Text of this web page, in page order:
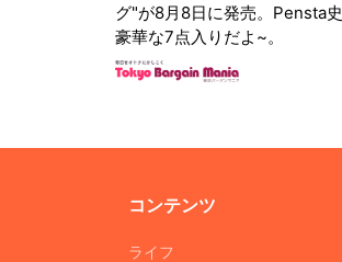
グ"が8月8日に発売。Pensta
豪華な7点入りだよ~。
コンテンツ
ライフ